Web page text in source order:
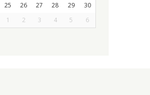
25 26 27 28 29
30
1 2 3 4 5 6